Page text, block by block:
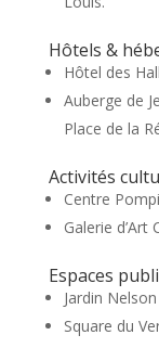
Hôtels &
Hôtel des
Auberge de
Place de la
Activités
Centre
Galerie
Espaces
Jardin
Square du